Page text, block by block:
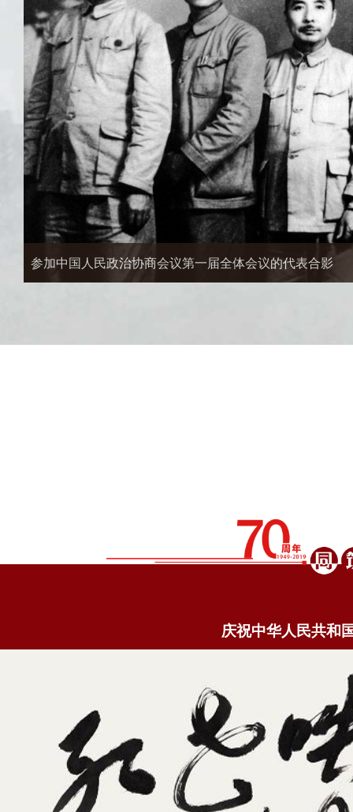
中国人民政治协商会议第一届全体会议在北京开幕
庆祝中华人民共和